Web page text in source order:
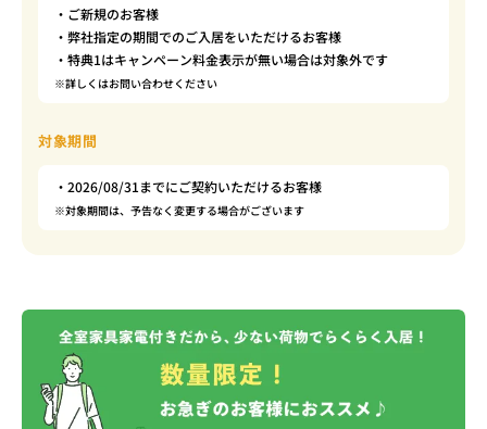
・ご新規のお客様
・弊社指定の期間でのご入居をいただけるお客様
・特典1はキャンペーン料金表示が無い場合は対象外です
※詳しくはお問い合わせください
対象期間
・2026/08/31までにご契約いただけるお客様
※対象期間は、予告なく変更する場合がございます